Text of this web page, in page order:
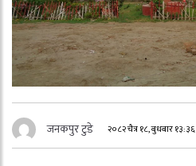
जनकपुर टुडे २०८२ चैत्र १८, बुधबार १३:३६